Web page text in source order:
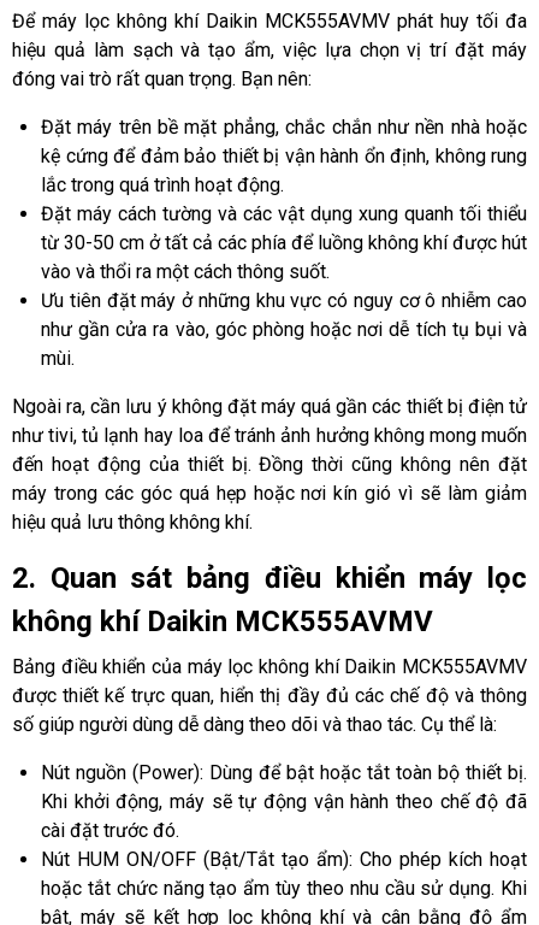
Để máy lọc không khí Daikin MCK555AVMV phát huy tối đa
hiệu quả làm sạch và tạo ẩm, việc lựa chọn vị trí đặt máy
đóng vai trò rất quan trọng. Bạn nên:
Đặt máy trên bề mặt phẳng, chắc chắn như nền nhà hoặc
kệ cứng để đảm bảo thiết bị vận hành ổn định, không rung
lắc trong quá trình hoạt động.
Đặt máy cách tường và các vật dụng xung quanh tối thiểu
từ 30-50 cm ở tất cả các phía để luồng không khí được hút
vào và thổi ra một cách thông suốt.
Ưu tiên đặt máy ở những khu vực có nguy cơ ô nhiễm cao
như gần cửa ra vào, góc phòng hoặc nơi dễ tích tụ bụi và
mùi.
Ngoài ra, cần lưu ý không đặt máy quá gần các thiết bị điện tử
như tivi, tủ lạnh hay loa để tránh ảnh hưởng không mong muốn
đến hoạt động của thiết bị. Đồng thời cũng không nên đặt
máy trong các góc quá hẹp hoặc nơi kín gió vì sẽ làm giảm
hiệu quả lưu thông không khí.
2. Quan sát bảng điều khiển máy lọc
không khí Daikin MCK555AVMV
Bảng điều khiển của máy lọc không khí Daikin MCK555AVMV
được thiết kế trực quan, hiển thị đầy đủ các chế độ và thông
số giúp người dùng dễ dàng theo dõi và thao tác. Cụ thể là:
Nút nguồn (Power): Dùng để bật hoặc tắt toàn bộ thiết bị.
Khi khởi động, máy sẽ tự động vận hành theo chế độ đã
cài đặt trước đó.
Nút HUM ON/OFF (Bật/Tắt tạo ẩm): Cho phép kích hoạt
hoặc tắt chức năng tạo ẩm tùy theo nhu cầu sử dụng. Khi
bật, máy sẽ kết hợp lọc không khí và cân bằng độ ẩm